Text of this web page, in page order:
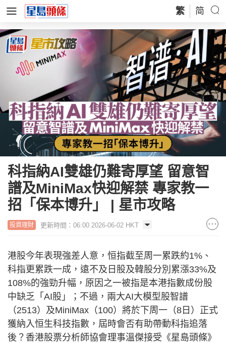
繁 简
科指納AI雙雄仍難寄厚望 留意智
譜及MiniMax快迎解禁 專家教一
招「保本博升」 | 星市攻略
投資理財 更新時間：06:00 2026-06-02 HKT
港股今年表現強差人意，恒指截至周一累跌約1%、
科指更累跌一成，遠不及日股及韓股分別累漲33%及
108%的強勁升幅，原因之一被指是本港指數成份股
中缺乏「AI股」；不過，兩大AI大模型股智譜
（2513）及MiniMax（100）將於下周一（8日）正式
獲納入恒生科技指數，屆時會否有助帶動科指追落
後？香港股票分析師協會理事溫傑接受《星島頭條》